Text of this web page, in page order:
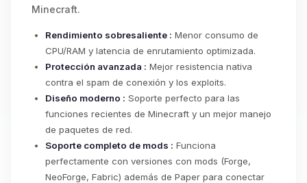
Minecraft.
Rendimiento sobresaliente : Menor consumo de
CPU/RAM y latencia de enrutamiento optimizada.
Protección avanzada : Mejor resistencia nativa
contra el spam de conexión y los exploits.
Diseño moderno : Soporte perfecto para las
funciones recientes de Minecraft y un mejor manejo
de paquetes de red.
Soporte completo de mods : Funciona
perfectamente con versiones con mods (Forge,
NeoForge, Fabric) además de Paper para conectar